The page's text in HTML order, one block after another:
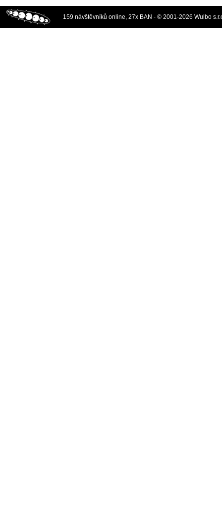
159 návštěvníků online, 27x BAN - © 2001-2026 Wulbo